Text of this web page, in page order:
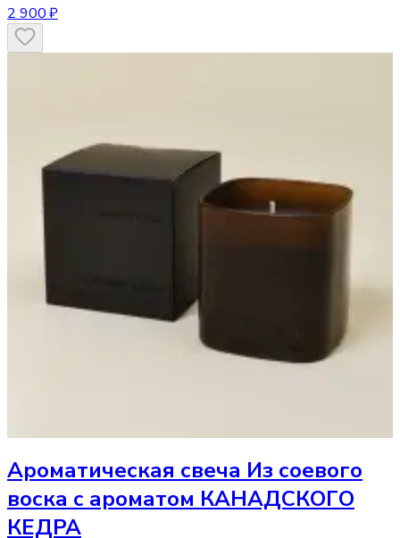
2 900 ₽
Ароматическая свеча Из соевого
воска с ароматом КАНАДСКОГО
КЕДРА